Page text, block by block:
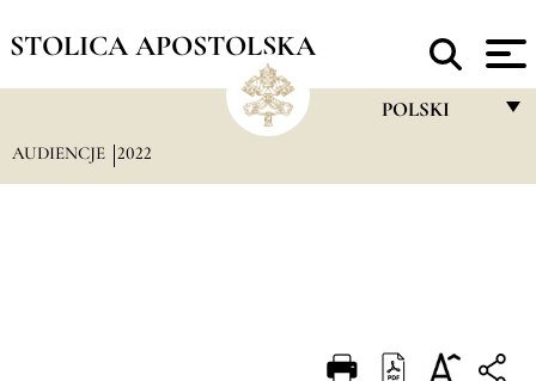
STOLICA APOSTOLSKA
POLSKI
AUDIENCJE 2022